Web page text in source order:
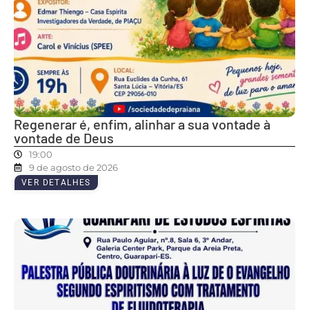
Regenerar é, enfim, alinhar a sua vontade à
vontade de Deus
19:00
9 de agosto de 2026
VER DETALHES